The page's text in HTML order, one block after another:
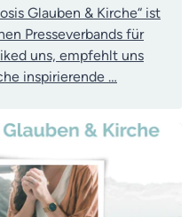
Glauben & Kirche“ ist
Presseverbands für
uns, empfehlt uns
inspirierende …